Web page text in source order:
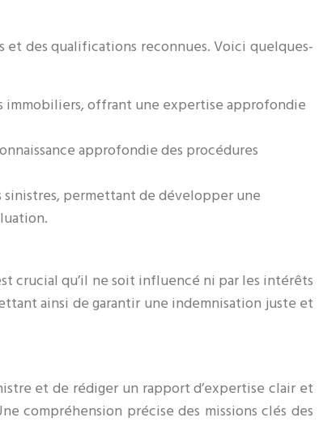
des qualifications reconnues. Voici quelques-
immobiliers, offrant une expertise approfondie
approfondie des procédures
permettant de développer une
crucial qu’il ne soit influencé ni par les intérêts
ainsi de garantir une indemnisation juste et
et de rédiger un rapport d’expertise clair et
compréhension précise des missions clés des